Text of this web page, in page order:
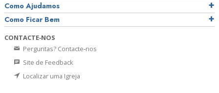
Como Ajudamos
Como Ficar Bem
CONTACTE‑NOS
Perguntas? Contacte‑nos
Site de Feedback
Localizar uma Igreja